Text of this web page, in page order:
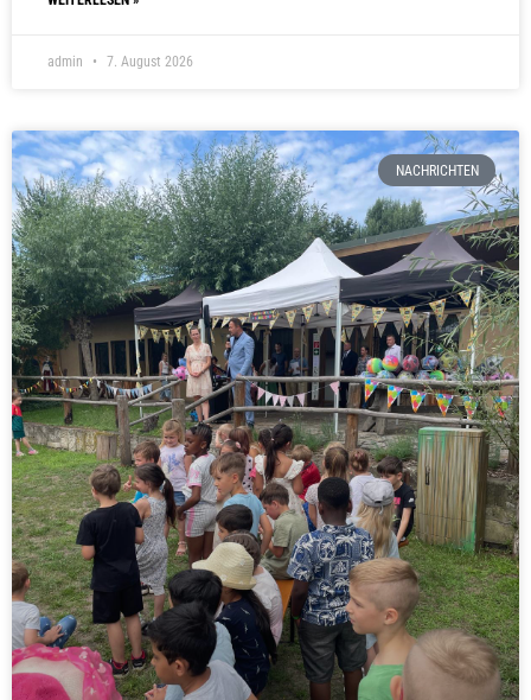
admin 7. August 2026
NACHRICHTEN